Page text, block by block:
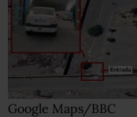
Google Maps/BBC